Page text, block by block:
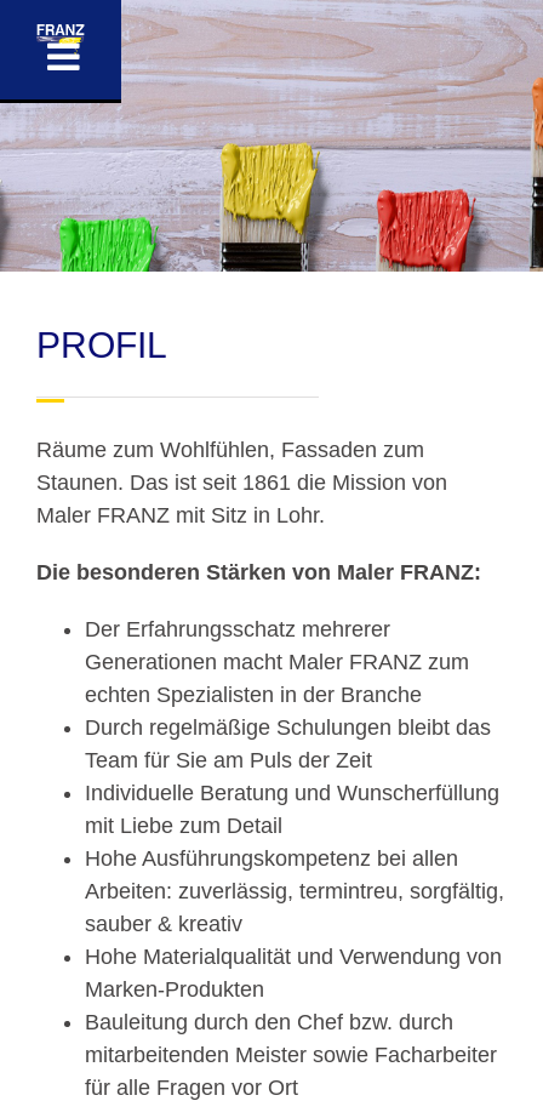
Inhalt
PROFIL
Räume zum Wohlfühlen, Fassaden zum
Staunen. Das ist seit 1861 die Mission von
Maler FRANZ mit Sitz in Lohr.
Die besonderen Stärken von Maler FRANZ:
Der Erfahrungsschatz mehrerer
Generationen macht Maler FRANZ zum
echten Spezialisten in der Branche
Durch regelmäßige Schulungen bleibt das
Team für Sie am Puls der Zeit
Individuelle Beratung und Wunscherfüllung
mit Liebe zum Detail
Hohe Ausführungskompetenz bei allen
Arbeiten: zuverlässig, termintreu, sorgfältig,
sauber & kreativ
Hohe Materialqualität und Verwendung von
Marken-Produkten
Bauleitung durch den Chef bzw. durch
mitarbeitenden Meister sowie Facharbeiter
für alle Fragen vor Ort